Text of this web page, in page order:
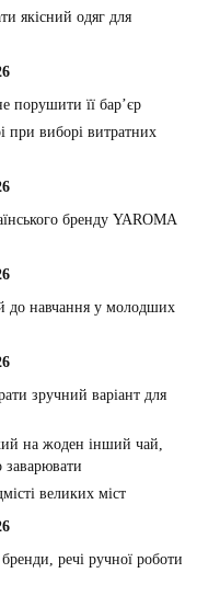
якісний одяг для
порушити її бар’єр
при виборі витратних
бренду YAROMA
до навчання у молодших
зручний варіант для
на жоден інший чай,
великих міст
речі ручної роботи